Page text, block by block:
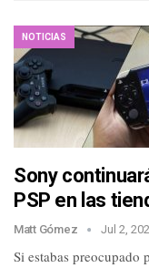
NOTICIAS
Sony
PSP en las
Matt Gómez Jul 2,
Si estabas